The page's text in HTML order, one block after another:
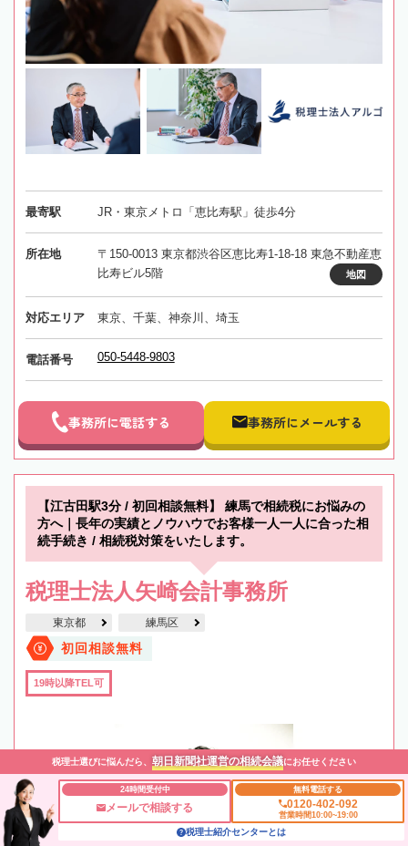
最寄駅 JR・東京メトロ「恵比寿駅」徒歩4分
所在地
〒150-0013 東京都渋谷区恵比寿1-18-18 東急不動産恵
比寿ビル5階
地図
対応エリア 東京、千葉、神奈川、埼玉
電話番号 050-5448-9803
事務所に電話する 事務所にメールする
【江古田駅3分 / 初回相談無料】 練馬で相続税にお悩みの
方へ｜長年の実績とノウハウでお客様一人一人に合った相
続手続き / 相続税対策をいたします。
税理士法人矢崎会計事務所
東京都 練馬区
初回相談無料
19時以降TEL可
税理士選びに悩んだら、 朝日新聞社運営の相続会議にお任せください
24時間受付中
メールで相談する
無料電話する
0120-402-092
営業時間10:00~19:00
税理士紹介センターとは